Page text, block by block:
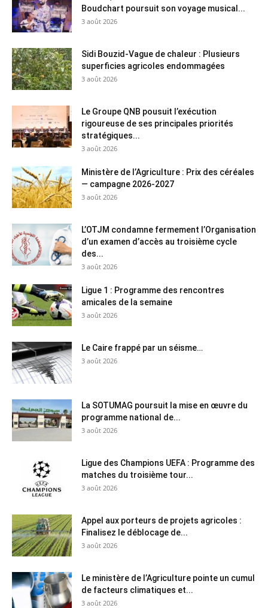
Boudchart poursuit son voyage musical...
3 août 2026
Sidi Bouzid-Vague de chaleur : Plusieurs
superficies agricoles endommagées
3 août 2026
Le Groupe QNB pousuit l’exécution
rigoureuse de ses principales priorités
stratégiques...
3 août 2026
Ministère de l’Agriculture : Prix des céréales
— campagne 2026-2027
3 août 2026
L’OTJM condamne fermement l’Organisation
d’un examen d’accès au troisième cycle
des...
3 août 2026
Ligue 1 : Programme des rencontres
amicales de la semaine
3 août 2026
Le Caire frappé par un séisme…
3 août 2026
La SOTUMAG poursuit la mise en œuvre du
programme national de...
3 août 2026
Ligue des Champions UEFA : Programme des
matches du troisième tour...
3 août 2026
Appel aux porteurs de projets agricoles :
Finalisez le déblocage de...
3 août 2026
Le ministère de l’Agriculture pointe un cumul
de facteurs climatiques et...
3 août 2026